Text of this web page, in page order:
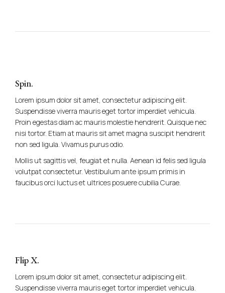
Spin.
Lorem ipsum dolor sit amet, consectetur adipiscing elit.
Suspendisse viverra mauris eget tortor imperdiet vehicula.
Proin egestas diam ac mauris molestie hendrerit. Quisque nec
nisi tortor. Etiam at mauris sit amet magna suscipit hendrerit
non sed ligula. Vivamus purus odio.
Mollis ut sagittis vel, feugiat et nulla. Aenean id felis sed ligula
volutpat consectetur. Vestibulum ante ipsum primis in
faucibus orci luctus et ultrices posuere cubilia Curae.
Flip X.
Lorem ipsum dolor sit amet, consectetur adipiscing elit.
Suspendisse viverra mauris eget tortor imperdiet vehicula.